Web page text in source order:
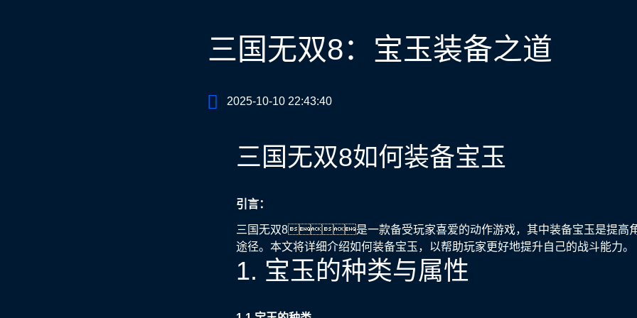
三国无双8：宝玉装备之道
2025-10-10 22:43:40
三国无双8如何装备宝玉
引言：
三国无双8是一款备受玩家喜爱的动作游戏，其中装备宝玉是提高
途径。本文将详细介绍如何装备宝玉，以帮助玩家更好地提升自己的战斗能力。
1. 宝玉的种类与属性